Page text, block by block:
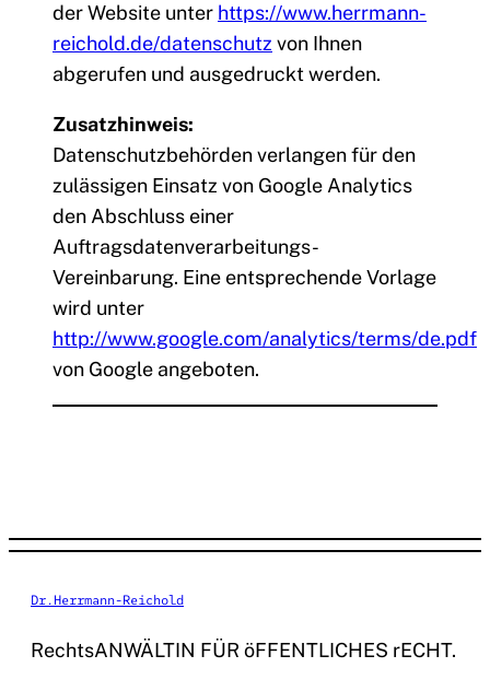
der Website unter https://www.herrmann-
reichold.de/datenschutz von Ihnen
abgerufen und ausgedruckt werden.
Zusatzhinweis:
Datenschutzbehörden verlangen für den
zulässigen Einsatz von Google Analytics
den Abschluss einer
Auftragsdatenverarbeitungs-
Vereinbarung. Eine entsprechende Vorlage
wird unter
http://www.google.com/analytics/terms/de.pdf
von Google angeboten.
Dr.Herrmann-Reichold
RechtsANWÄLTIN FÜR öFFENTLICHES rECHT.